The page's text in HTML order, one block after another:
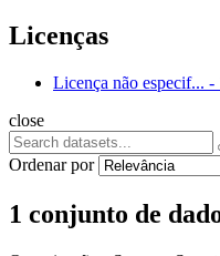
Licenças
Licença não especif... -
close
Ordenar por
1 conjunto de